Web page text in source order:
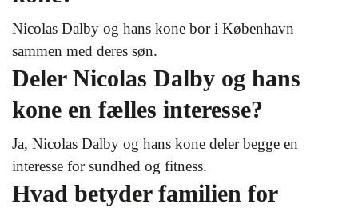
Nicolas Dalby og hans kone bor i København
sammen med deres søn.
Deler Nicolas Dalby og hans
kone en fælles interesse?
Ja, Nicolas Dalby og hans kone deler begge en
interesse for sundhed og fitness.
Hvad betyder familien for